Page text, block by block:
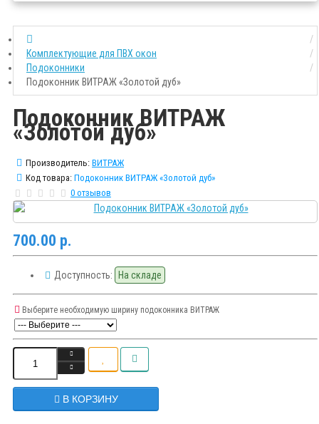
Комплектующие для ПВХ окон
Подоконники
Подоконник ВИТРАЖ «Золотой дуб»
Подоконник ВИТРАЖ
«Золотой дуб»
Производитель: ВИТРАЖ
Код товара: Подоконник ВИТРАЖ «Золотой дуб»
0 отзывов
700.00 р.
Доступность: На складе
Выберите необходимую ширину подоконника ВИТРАЖ
В КОРЗИНУ